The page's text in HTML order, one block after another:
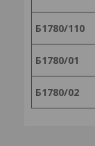
Б1780/110
Б1780/01
Б1780/02